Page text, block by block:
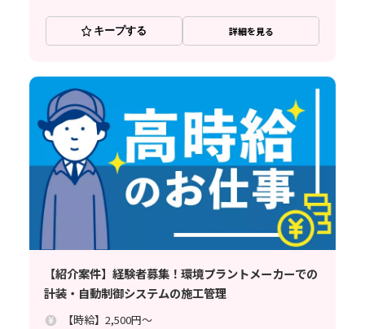
キープする 詳細を見る
【紹介案件】経験者募集！環境プラントメーカーでの
計装・自動制御システムの施工管理
【時給】2,500円～